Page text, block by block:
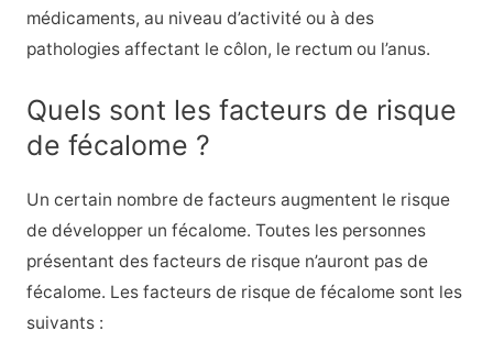
médicaments, au niveau d’activité ou à des
pathologies affectant le côlon, le rectum ou l’anus.
Quels sont les facteurs de risque
de fécalome ?
Un certain nombre de facteurs augmentent le risque
de développer un fécalome. Toutes les personnes
présentant des facteurs de risque n’auront pas de
fécalome. Les facteurs de risque de fécalome sont les
suivants :